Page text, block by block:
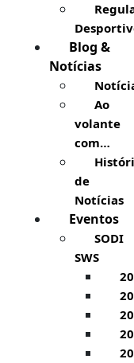
Blog &
Notícias
Ao
volante
com…
de
Notícias
Eventos
SODI
SWS